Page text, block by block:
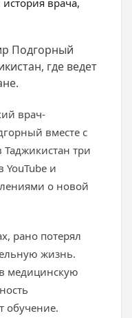
Подгорный
где ведет
врач-
вместе с
Таджикистан три
YouTube и
о новой
рано потерял
жизнь.
медицинскую
обучение.